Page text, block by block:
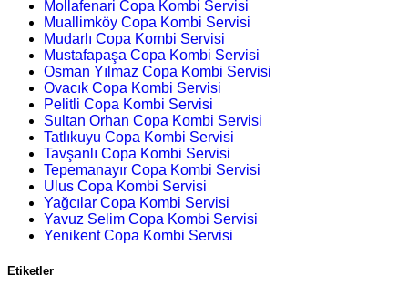
Mollafenari Copa Kombi Servisi
Muallimköy Copa Kombi Servisi
Mudarlı Copa Kombi Servisi
Mustafapaşa Copa Kombi Servisi
Osman Yılmaz Copa Kombi Servisi
Ovacık Copa Kombi Servisi
Pelitli Copa Kombi Servisi
Sultan Orhan Copa Kombi Servisi
Tatlıkuyu Copa Kombi Servisi
Tavşanlı Copa Kombi Servisi
Tepemanayır Copa Kombi Servisi
Ulus Copa Kombi Servisi
Yağcılar Copa Kombi Servisi
Yavuz Selim Copa Kombi Servisi
Yenikent Copa Kombi Servisi
Etiketler